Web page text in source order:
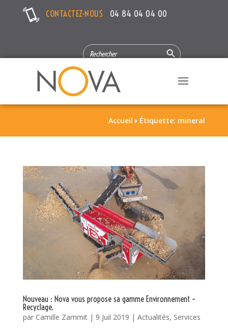
CONTACTEZ-NOUS 04 84 04 04 00
SEARCH
FOR:
Search Button
Accueil  Étiquette: mineral
Nouveau : Nova vous propose sa gamme Environnement –
Recyclage.
par Camille Zammit| 9 Juil 2019 | Actualités, Services